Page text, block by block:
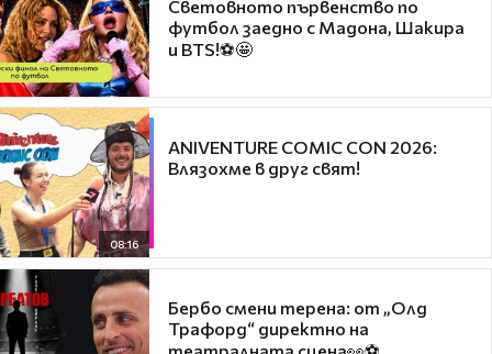
Световното първенство по
футбол заедно с Мадона, Шакира
и BTS!⚽🤩
08:16
ANIVENTURE COMIC CON 2026:
Влязохме в друг свят!
Бербо смени терена: от „Олд
Трафорд“ директно на